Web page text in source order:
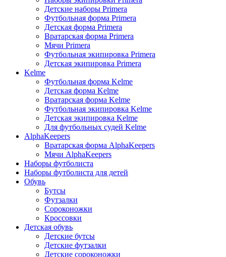
Детские наборы Primera
Футбольная форма Primera
Детская форма Primera
Вратарская форма Primera
Мячи Primera
Футбольная экипировка Primera
Детская экипировка Primera
Kelme
Футбольная форма Kelme
Детская форма Kelme
Вратарская форма Kelme
Футбольная экипировка Kelme
Детская экипировка Kelme
Для футбольных судей Kelme
AlphaKeepers
Вратарская форма AlphaKeepers
Мячи AlphaKeepers
Наборы футболиста
Наборы футболиста для детей
Обувь
Бутсы
Футзалки
Сороконожки
Кроссовки
Детская обувь
Детские бутсы
Детские футзалки
Детские сороконожки